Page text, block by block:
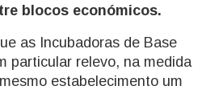
blocos económicos.
as Incubadoras de Base
particular relevo, na medida
estabelecimento um